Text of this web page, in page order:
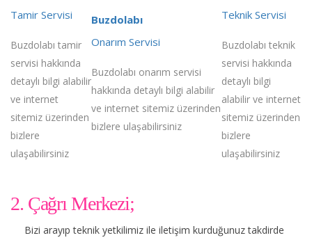
Tamir Servisi
Buzdolabı tamir
servisi hakkında
detaylı bilgi alabilir
ve internet
sitemiz üzerinden
bizlere
ulaşabilirsiniz
Buzdolabı
Onarım Servisi
Buzdolabı onarım servisi
hakkında detaylı bilgi alabilir
ve internet sitemiz üzerinden
bizlere ulaşabilirsiniz
Teknik Servisi
Buzdolabı teknik
servisi hakkında
detaylı bilgi
alabilir ve internet
sitemiz üzerinden
bizlere
ulaşabilirsiniz
2. Çağrı Merkezi;
Bizi arayıp teknik yetkilimiz ile iletişim kurduğunuz takdirde